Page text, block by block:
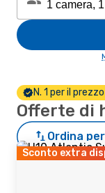
N. 1 per il
Offerte di
Ordina
Sconto extra